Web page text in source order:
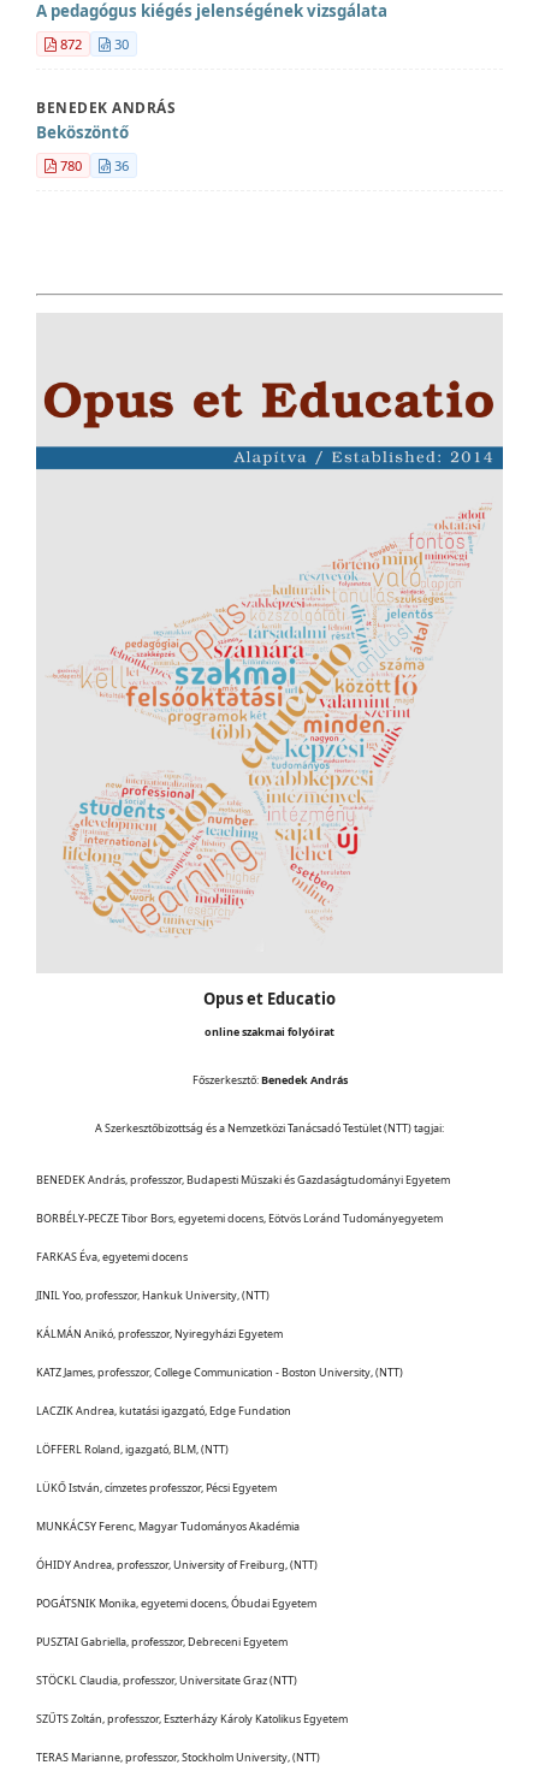
A pedagógus kiégés jelenségének vizsgálata
872 30
BENEDEK ANDRÁS
Beköszöntő
780 36
Opus et Educatio
online szakmai folyóirat
Főszerkesztő:Benedek András
A Szerkesztőbizottság és a Nemzetközi Tanácsadó Testület (NTT) tagjai:
BENEDEK András, professzor, Budapesti Műszaki és Gazdaságtudományi Egyetem
BORBÉLY-PECZE Tibor Bors, egyetemi docens, Eötvös Loránd Tudományegyetem
FARKAS Éva, egyetemi docens
JINIL Yoo, professzor, Hankuk University, (NTT)
KÁLMÁN Anikó, professzor, Nyiregyházi Egyetem
KATZ James, professzor, College Communication - Boston University, (NTT)
LACZIK Andrea, kutatási igazgató, Edge Fundation
LÖFFERL Roland, igazgató, BLM, (NTT)
LÜKŐ István, címzetes professzor, Pécsi Egyetem
MUNKÁCSY Ferenc, Magyar Tudományos Akadémia
ÓHIDY Andrea, professzor, University of Freiburg, (NTT)
POGÁTSNIK Monika, egyetemi docens, Óbudai Egyetem
PUSZTAI Gabriella, professzor, Debreceni Egyetem
STÖCKL Claudia, professzor, Universitate Graz (NTT)
SZŰTS Zoltán, professzor, Eszterházy Károly Katolikus Egyetem
TERAS Marianne, professzor, Stockholm University, (NTT)